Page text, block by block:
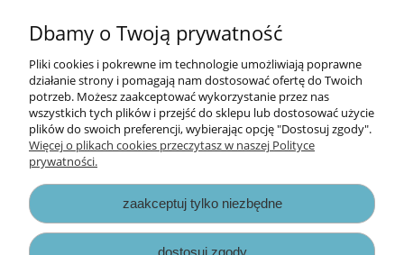
Informacje
Opłaty i koszty dostawy
Zapisy prawne
Dbamy o Twoją prywatność
Pliki cookies i pokrewne im technologie umożliwiają poprawne
działanie strony i pomagają nam dostosować ofertę do Twoich
potrzeb. Możesz zaakceptować wykorzystanie przez nas
wszystkich tych plików i przejść do sklepu lub dostosować użycie
plików do swoich preferencji, wybierając opcję "Dostosuj zgody".
Więcej o plikach cookies przeczytasz w naszej Polityce
prywatności.
zaakceptuj tylko niezbędne
dostosuj zgody